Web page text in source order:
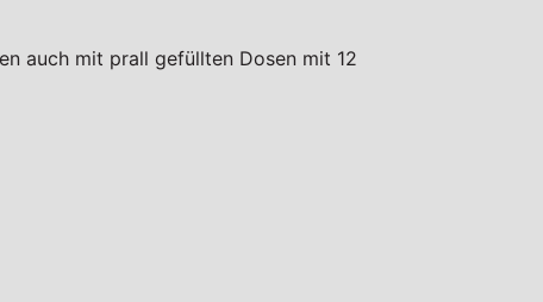
auch mit prall gefüllten Dosen mit 12